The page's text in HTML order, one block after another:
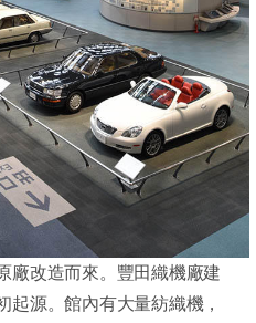
廠改造而來。豐田織機廠建
起源。館內有大量紡織機，